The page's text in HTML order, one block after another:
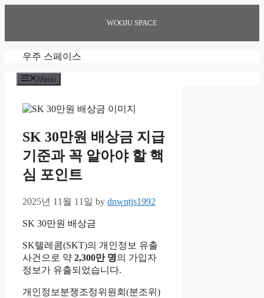
WOOJU SPACE
우주 스페이스
Menu
SK 30만원 배상금 지급
기준과 꼭 알아야 할 핵
심 포인트
2025년 11월 11일 by dnwntjs1992
SK 30만원 배상금
SK텔레콤(SKT)의 개인정보 유출
사건으로 약 2,300만 명의 가입자
정보가 유출되었습니다.
개인정보분쟁조정위원회(분조위)